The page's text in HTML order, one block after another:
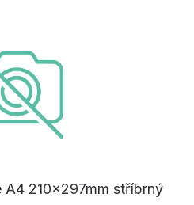
A4 210x297mm stříbrný